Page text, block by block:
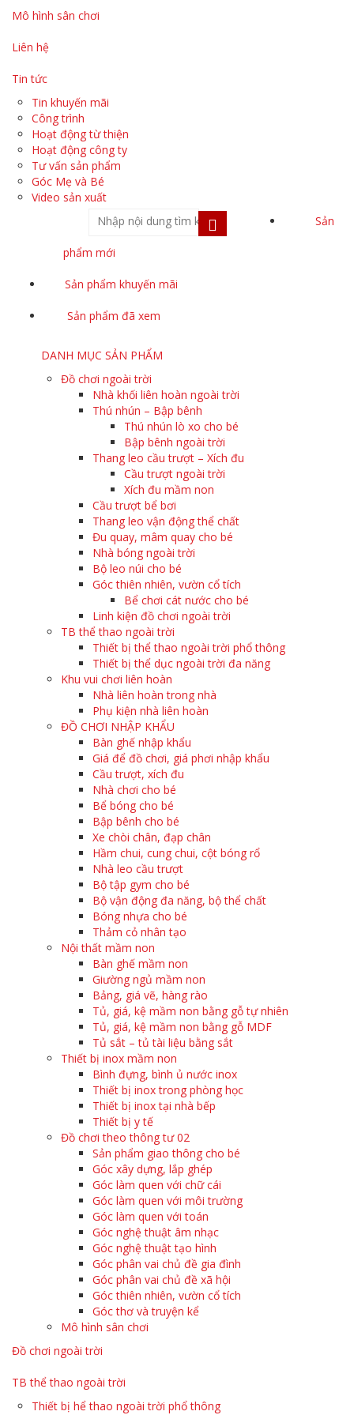
Mô hình sân chơi
Liên hệ
Tin tức
Tin khuyến mãi
Công trình
Hoạt động từ thiện
Hoạt động công ty
Tư vấn sản phẩm
Góc Mẹ và Bé
Video sản xuất
Sản
phẩm mới
Sản phẩm khuyến mãi
Sản phẩm đã xem
DANH MỤC SẢN PHẨM
Đồ chơi ngoài trời
Nhà khối liên hoàn ngoài trời
Thú nhún – Bập bênh
Thú nhún lò xo cho bé
Bập bênh ngoài trời
Thang leo cầu trượt – Xích đu
Cầu trượt ngoài trời
Xích đu mầm non
Cầu trượt bể bơi
Thang leo vận động thể chất
Đu quay, mâm quay cho bé
Nhà bóng ngoài trời
Bộ leo núi cho bé
Góc thiên nhiên, vườn cổ tích
Bể chơi cát nước cho bé
Linh kiện đồ chơi ngoài trời
TB thể thao ngoài trời
Thiết bị thể thao ngoài trời phổ thông
Thiết bị thể dục ngoài trời đa năng
Khu vui chơi liên hoàn
Nhà liên hoàn trong nhà
Phụ kiện nhà liên hoàn
ĐỒ CHƠI NHẬP KHẨU
Bàn ghế nhập khẩu
Giá để đồ chơi, giá phơi nhập khẩu
Cầu trượt, xích đu
Nhà chơi cho bé
Bể bóng cho bé
Bập bênh cho bé
Xe chòi chân, đạp chân
Hầm chui, cung chui, cột bóng rổ
Nhà leo cầu trượt
Bộ tập gym cho bé
Bộ vận động đa năng, bộ thể chất
Bóng nhựa cho bé
Thảm cỏ nhân tạo
Nội thất mầm non
Bàn ghế mầm non
Giường ngủ mầm non
Bảng, giá vẽ, hàng rào
Tủ, giá, kệ mầm non bằng gỗ tự nhiên
Tủ, giá, kệ mầm non bằng gỗ MDF
Tủ sắt – tủ tài liệu bằng sắt
Thiết bị inox mầm non
Bình đựng, bình ủ nước inox
Thiết bị inox trong phòng học
Thiết bị inox tại nhà bếp
Thiết bị y tế
Đồ chơi theo thông tư 02
Sản phẩm giao thông cho bé
Góc xây dựng, lắp ghép
Góc làm quen với chữ cái
Góc làm quen với môi trường
Góc làm quen với toán
Góc nghệ thuật âm nhạc
Góc nghệ thuật tạo hình
Góc phân vai chủ đề gia đình
Góc phân vai chủ đề xã hội
Góc thiên nhiên, vườn cổ tích
Góc thơ và truyện kể
Mô hình sân chơi
Đồ chơi ngoài trời
TB thể thao ngoài trời
Thiết bị hể thao ngoài trời phổ thông